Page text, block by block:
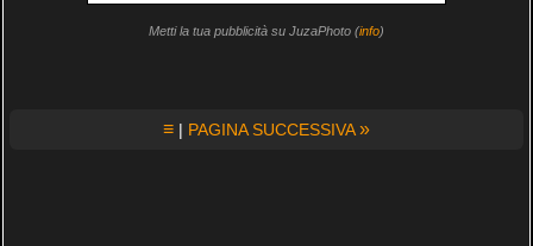
Metti la tua pubblicità su JuzaPhoto (info)
≡ | PAGINA SUCCESSIVA»